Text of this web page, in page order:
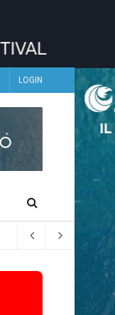
LOGIN